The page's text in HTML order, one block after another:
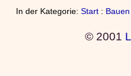
In der Kategorie: Start: Bauen
© 2001